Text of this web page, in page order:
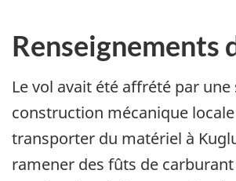
Renseignements
Le vol avait été affrété par une
construction mécanique
transporter du matériel à
ramener des fûts de carburant